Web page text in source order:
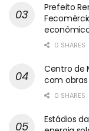
Prefeito
0 SHARES
Centro de
com obras
0 SHARES
Estádios